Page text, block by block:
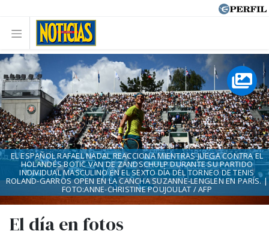
El día en fotos
EL ESPAÑOL RAFAEL NADAL REACCIONA MIENTRAS JUEGA CONTRA EL
HOLANDÉS BOTIC VAN DE ZANDSCHULP DURANTE SU PARTIDO
INDIVIDUAL MASCULINO EN EL SEXTO DÍA DEL TORNEO DE TENIS
ROLAND-GARROS OPEN EN LA CANCHA SUZANNE-LENGLEN EN PARÍS. |
FOTO:ANNE-CHRISTINE POUJOULAT / AFP